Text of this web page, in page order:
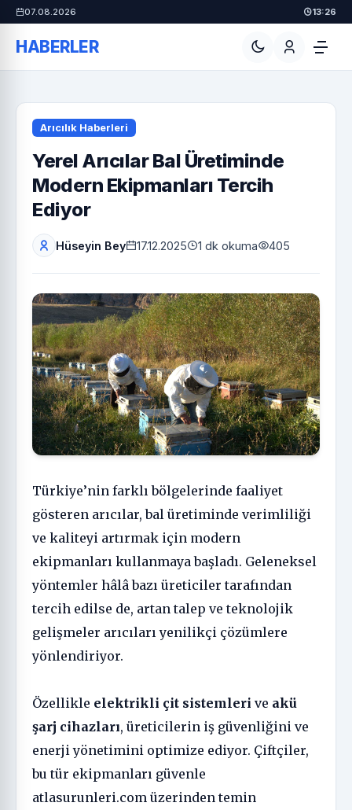
07.08.2026 13:26
HABERLER
Arıcılık Haberleri
Yerel Arıcılar Bal Üretiminde
Modern Ekipmanları Tercih
Ediyor
Hüseyin Bey 17.12.2025 1 dk okuma 405
Türkiye’nin farklı bölgelerinde faaliyet
gösteren arıcılar, bal üretiminde verimliliği
ve kaliteyi artırmak için modern
ekipmanları kullanmaya başladı. Geleneksel
yöntemler hâlâ bazı üreticiler tarafından
tercih edilse de, artan talep ve teknolojik
gelişmeler arıcıları yenilikçi çözümlere
yönlendiriyor.
Özellikle elektrikli çit sistemleri ve akü
şarj cihazları, üreticilerin iş güvenliğini ve
enerji yönetimini optimize ediyor. Çiftçiler,
bu tür ekipmanları güvenle
atlasurunleri.com üzerinden temin